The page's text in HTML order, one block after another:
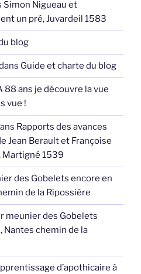
Simon Nigueau et
un pré, Juvardeil 1583
blog
Guide et charte du blog
88 ans je découvre la vue
vue !
Rapports des avances
Jean Berault et Françoise
Martigné 1539
des Gobelets encore en
de la Ripossière
meunier des Gobelets
Nantes chemin de la
d’apothicaire à